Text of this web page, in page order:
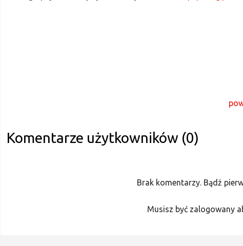
Komentarze użytkowników (0)
Brak komentarzy. Bądź
Musisz być zalogowany